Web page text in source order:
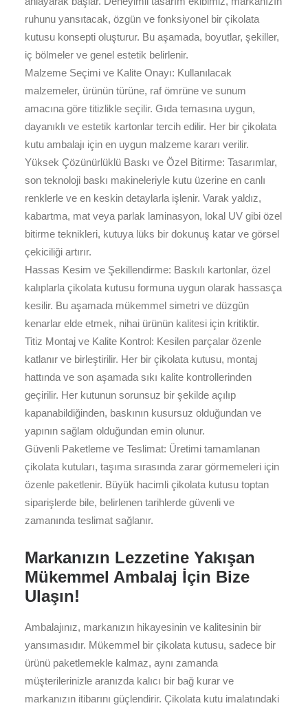
ruhunu yansıtacak, özgün ve fonksiyonel bir çikolata
kutusu konsepti oluşturur. Bu aşamada, boyutlar, şekiller,
iç bölmeler ve genel estetik belirlenir.
Malzeme Seçimi ve Kalite Onayı: Kullanılacak
malzemeler, ürünün türüne, raf ömrüne ve sunum
amacına göre titizlikle seçilir. Gıda temasına uygun,
dayanıklı ve estetik kartonlar tercih edilir. Her bir çikolata
kutu ambalajı için en uygun malzeme kararı verilir.
Yüksek Çözünürlüklü Baskı ve Özel Bitirme: Tasarımlar,
son teknoloji baskı makineleriyle kutu üzerine en canlı
renklerle ve en keskin detaylarla işlenir. Varak yaldız,
kabartma, mat veya parlak laminasyon, lokal UV gibi özel
bitirme teknikleri, kutuya lüks bir dokunuş katar ve görsel
çekiciliği artırır.
Hassas Kesim ve Şekillendirme: Baskılı kartonlar, özel
kalıplarla çikolata kutusu formuna uygun olarak hassasça
kesilir. Bu aşamada mükemmel simetri ve düzgün
kenarlar elde etmek, nihai ürünün kalitesi için kritiktir.
Titiz Montaj ve Kalite Kontrol: Kesilen parçalar özenle
katlanır ve birleştirilir. Her bir çikolata kutusu, montaj
hattında ve son aşamada sıkı kalite kontrollerinden
geçirilir. Her kutunun sorunsuz bir şekilde açılıp
kapanabildiğinden, baskının kusursuz olduğundan ve
yapının sağlam olduğundan emin olunur.
Güvenli Paketleme ve Teslimat: Üretimi tamamlanan
çikolata kutuları, taşıma sırasında zarar görmemeleri için
özenle paketlenir. Büyük hacimli çikolata kutusu toptan
siparişlerde bile, belirlenen tarihlerde güvenli ve
zamanında teslimat sağlanır.
Markanızın Lezzetine Yakışan
Mükemmel Ambalaj İçin Bize
Ulaşın!
Ambalajınız, markanızın hikayesinin ve kalitesinin bir
yansımasıdır. Mükemmel bir çikolata kutusu, sadece bir
ürünü paketlemekle kalmaz, aynı zamanda
müşterilerinizle aranızda kalıcı bir bağ kurar ve
markanızın itibarını güçlendirir. Çikolata kutu imalatındaki